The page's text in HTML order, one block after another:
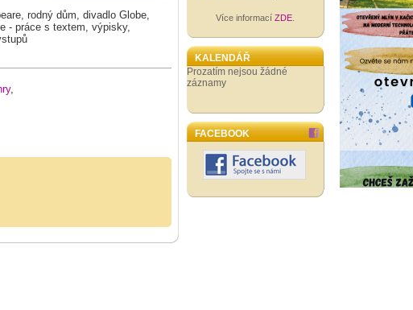
rodný dům, divadlo Globe,
- práce s textem, výpisky,
,
Více informací ZDE
KALENDÁŘ
Prozatím nejsou žádné
záznamy
FACEBOOK